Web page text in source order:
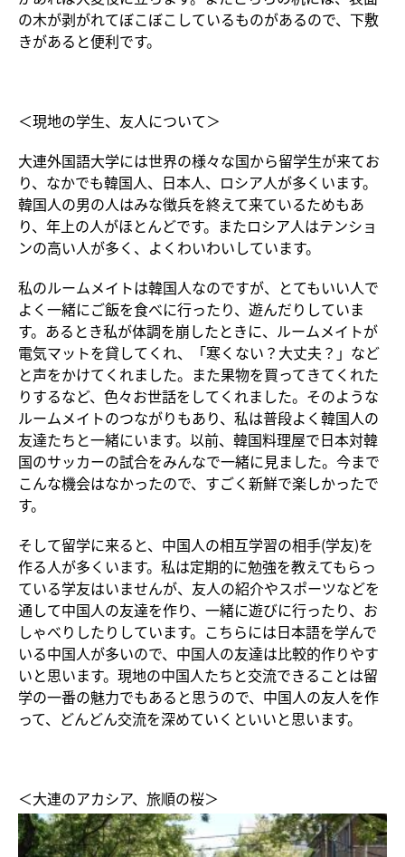
の木が剥がれてぼこぼこしているものがあるので、下敷
きがあると便利です。
＜現地の学生、友人について＞
大連外国語大学には世界の様々な国から留学生が来てお
り、なかでも韓国人、日本人、ロシア人が多くいます。
韓国人の男の人はみな徴兵を終えて来ているためもあ
り、年上の人がほとんどです。またロシア人はテンショ
ンの高い人が多く、よくわいわいしています。
私のルームメイトは韓国人なのですが、とてもいい人で
よく一緒にご飯を食べに行ったり、遊んだりしていま
す。あるとき私が体調を崩したときに、ルームメイトが
電気マットを貸してくれ、「寒くない？大丈夫？」など
と声をかけてくれました。また果物を買ってきてくれた
りするなど、色々お世話をしてくれました。そのような
ルームメイトのつながりもあり、私は普段よく韓国人の
友達たちと一緒にいます。以前、韓国料理屋で日本対韓
国のサッカーの試合をみんなで一緒に見ました。今まで
こんな機会はなかったので、すごく新鮮で楽しかったで
す。
そして留学に来ると、中国人の相互学習の相手(学友)を
作る人が多くいます。私は定期的に勉強を教えてもらっ
ている学友はいませんが、友人の紹介やスポーツなどを
通して中国人の友達を作り、一緒に遊びに行ったり、お
しゃべりしたりしています。こちらには日本語を学んで
いる中国人が多いので、中国人の友達は比較的作りやす
いと思います。現地の中国人たちと交流できることは留
学の一番の魅力でもあると思うので、中国人の友人を作
って、どんどん交流を深めていくといいと思います。
＜大連のアカシア、旅順の桜＞